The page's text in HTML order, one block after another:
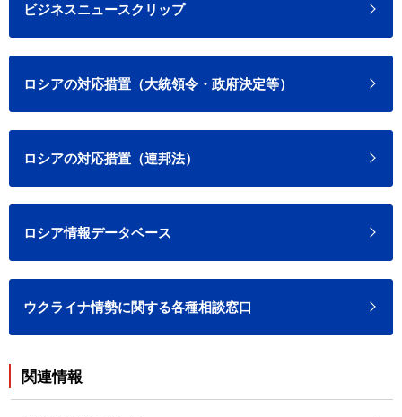
ビジネスニュースクリップ
ロシアの対応措置（大統領令・政府決定等）
ロシアの対応措置（連邦法）
ロシア情報データベース
ウクライナ情勢に関する各種相談窓口
関連情報